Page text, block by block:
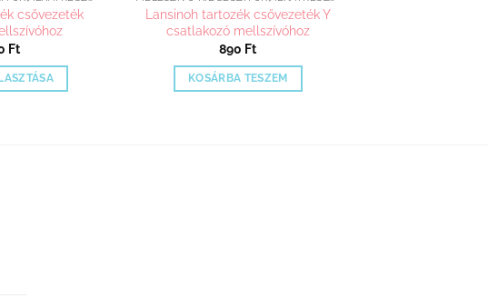
csővezeték
Ft
Lansinoh tartozék csővezeték Y
csatlakozó mellszívóhoz
890 Ft
KOSÁRBA TESZEM